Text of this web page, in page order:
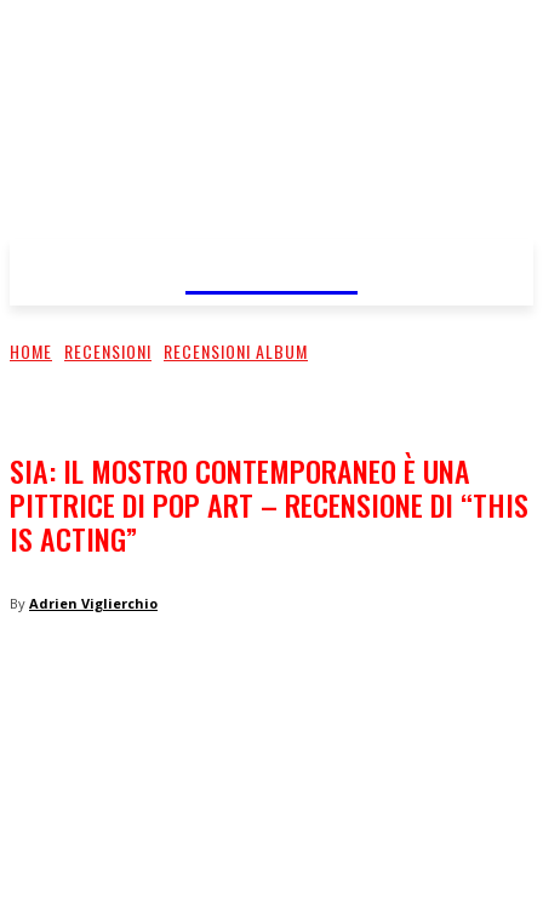
HOME RECENSIONI RECENSIONI ALBUM
SIA: IL MOSTRO CONTEMPORANEO È UNA
PITTRICE DI POP ART – RECENSIONE DI “THIS
IS ACTING”
By Adrien Viglierchio